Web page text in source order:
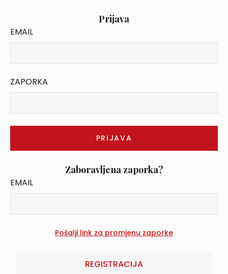
Prijava
EMAIL
ZAPORKA
Zaboravljena zaporka?
EMAIL
REGISTRACIJA